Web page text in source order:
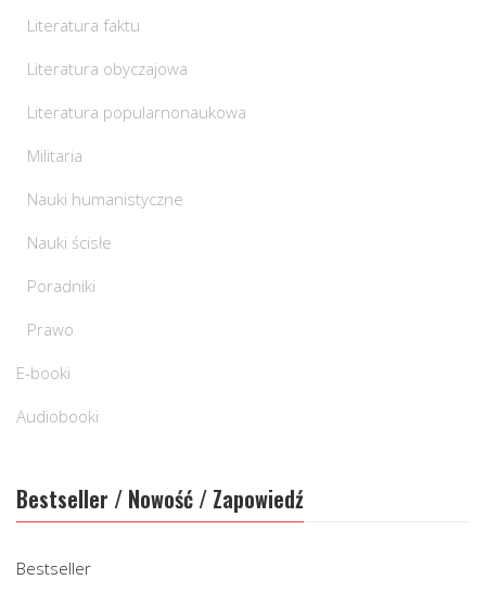
Literatura faktu
Literatura obyczajowa
Literatura popularnonaukowa
Militaria
Nauki humanistyczne
Nauki ścisłe
Poradniki
Prawo
E-booki
Audiobooki
Bestseller / Nowość / Zapowiedź
Bestseller